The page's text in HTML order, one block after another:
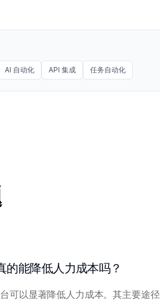
AI 自动化 API 集成 任务自动化
的能降低人力成本吗？
可以显著降低人力成本。其主要途径